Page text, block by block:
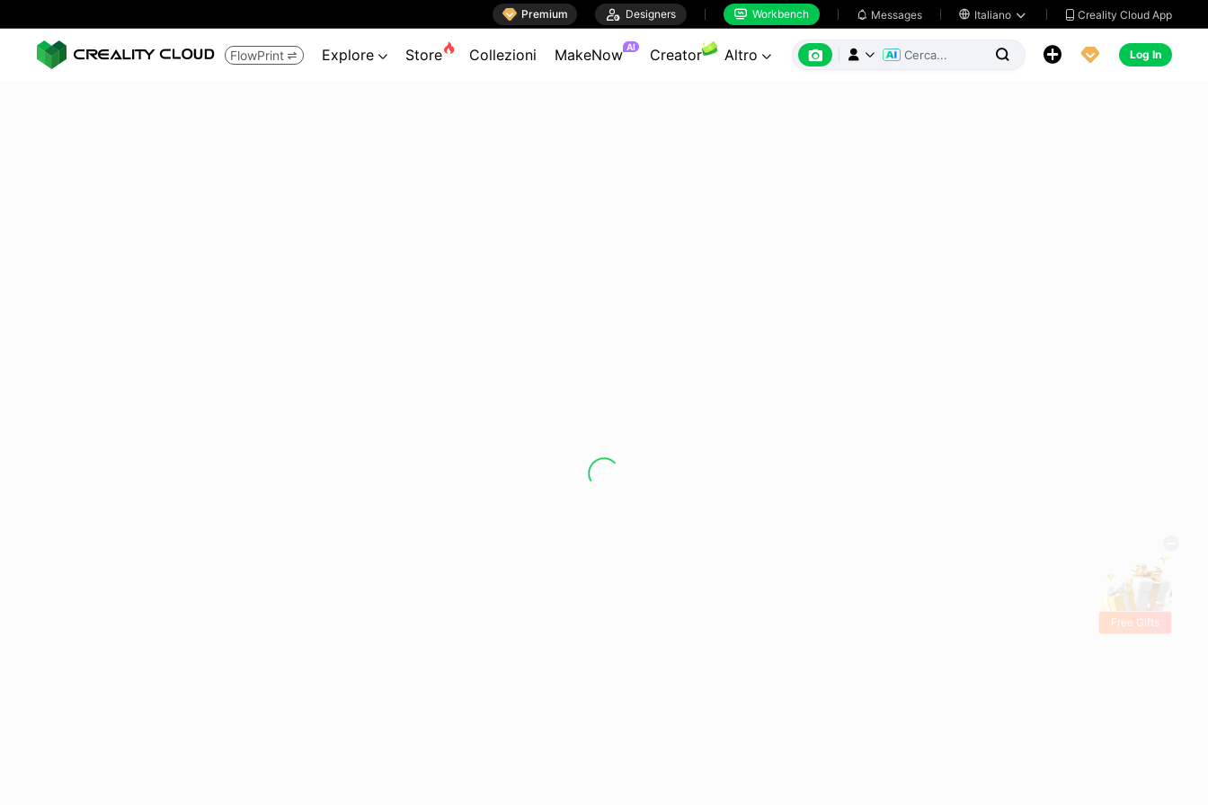
 Premium  Designers  Workbench  Messages  Italiano   Creality Cloud App
FlowPrint  Explore  Store Collezioni MakeNow AI Creator Altro        Log In
Free Gifts